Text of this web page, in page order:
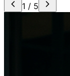
1 / 5